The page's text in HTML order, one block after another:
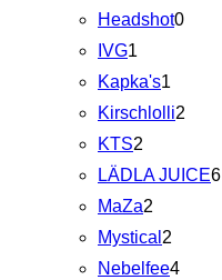
Headshot0
IVG1
Kapka's1
Kirschlolli2
KTS2
LÄDLA JUICE6
MaZa2
Mystical 2
Nebelfee4